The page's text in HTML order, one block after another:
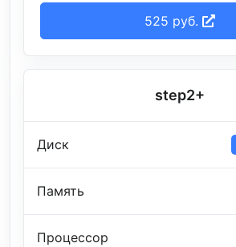
525 руб.
step2+
Диск
Память
Процессор